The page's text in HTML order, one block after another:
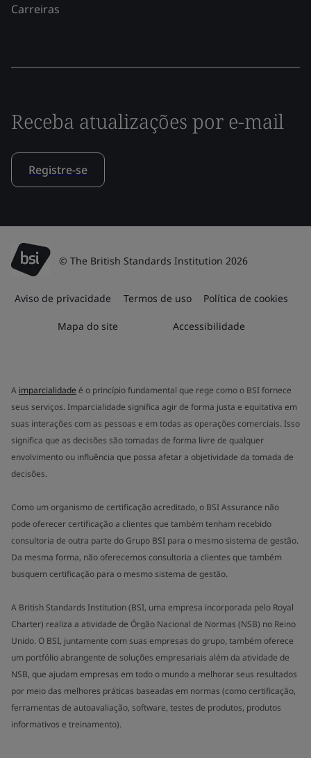
Carreiras
Receba atualizações por e-mail
Registre-se
© The British Standards Institution 2026
Aviso de privacidade Termos de uso Política de cookies
Mapa do site Accessibilidade
A imparcialidade é o princípio fundamental que rege como o BSI fornece
seus serviços. Imparcialidade significa agir de forma justa e equitativa em
suas interações com as pessoas e em todas as operações comerciais. Isso
significa que as decisões são tomadas de forma livre de qualquer
envolvimento ou influência que possa afetar a objetividade da tomada de
decisões.
Como um organismo de certificação acreditado, o BSI Assurance não
pode oferecer certificação a clientes que também tenham recebido
consultoria de outra parte do Grupo BSI para o mesmo sistema de gestão.
Da mesma forma, não oferecemos consultoria a clientes que também
busquem certificação para o mesmo sistema de gestão.
A British Standards Institution (BSI, uma empresa incorporada pelo Royal
Charter) realiza a atividade de Órgão Nacional de Normas (NSB) no Reino
Unido. O BSI, juntamente com suas empresas do grupo, também oferece
um portfólio abrangente de soluções empresariais além da atividade de
NSB, que ajudam empresas em todo o mundo a melhorar seus resultados
por meio das melhores práticas baseadas em normas (como certificação,
ferramentas de autoavaliação, software, testes de produtos, produtos
informativos e treinamento).